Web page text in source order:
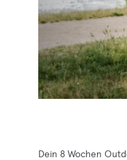
Dein 8 Wochen